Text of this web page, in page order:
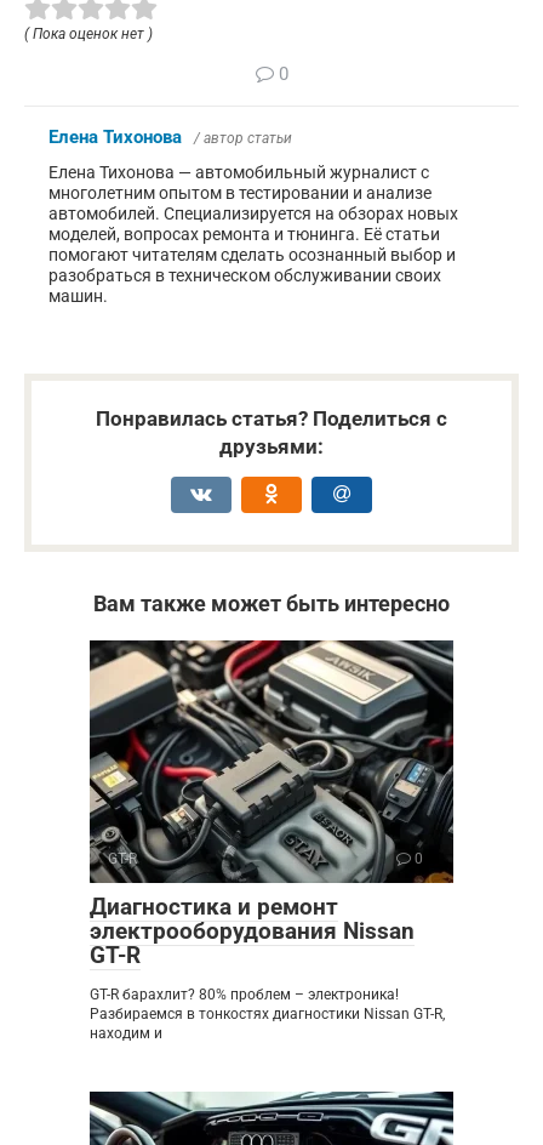
( Пока оценок нет )
0
Елена Тихонова / автор статьи
Елена Тихонова — автомобильный журналист с
многолетним опытом в тестировании и анализе
автомобилей. Специализируется на обзорах новых
моделей, вопросах ремонта и тюнинга. Её статьи
помогают читателям сделать осознанный выбор и
разобраться в техническом обслуживании своих
машин.
Понравилась статья? Поделиться с
друзьями:
Вам также может быть интересно
GT-R 0
Диагностика и ремонт
электрооборудования Nissan
GT-R
GT-R барахлит? 80% проблем – электроника!
Разбираемся в тонкостях диагностики Nissan GT-R,
находим и